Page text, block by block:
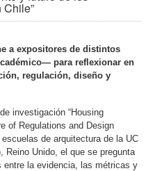
a expositores de distintos
para reflexionar en
regulación, diseño y
investigación “Housing
of Regulations and Design
de arquitectura de la UC
Reino Unido, el que se pregunta
la evidencia, las métricas y